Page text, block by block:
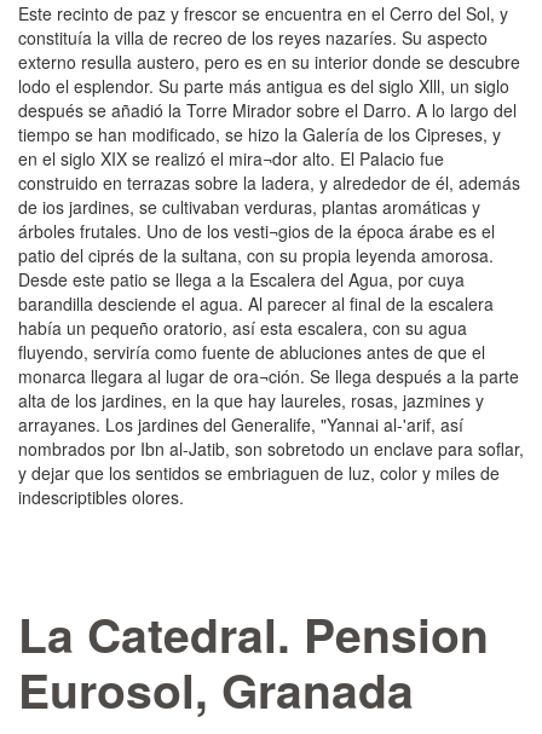
Este recinto de paz y frescor se encuentra en el Cerro del Sol, y
constituía la villa de recreo de los reyes nazaríes. Su aspecto
externo resulla austero, pero es en su interior donde se descubre
lodo el esplendor. Su parte más antigua es del siglo Xlll, un siglo
después se añadió la Torre Mirador sobre el Darro. A lo largo del
tiempo se han modificado, se hizo la Galería de los Cipreses, y
en el siglo XIX se realizó el mira¬dor alto. El Palacio fue
construido en terrazas sobre la ladera, y alrededor de él, además
de ios jardines, se cultivaban verduras, plantas aromáticas y
árboles frutales. Uno de los vesti¬gios de la época árabe es el
patio del ciprés de la sultana, con su propia leyenda amorosa.
Desde este patio se llega a la Escalera del Agua, por cuya
barandilla desciende el agua. Al parecer al final de la escalera
había un pequeño oratorio, así esta escalera, con su agua
fluyendo, serviría como fuente de abluciones antes de que el
monarca llegara al lugar de ora¬ción. Se llega después a la parte
alta de los jardines, en la que hay laureles, rosas, jazmines y
arrayanes. Los jardines del Generalife, "Yannai al-'arif, así
nombrados por Ibn al-Jatib, son sobretodo un enclave para soflar,
y dejar que los sentidos se embriaguen de luz, color y miles de
indescriptibles olores.
La Catedral. Pension
Eurosol, Granada